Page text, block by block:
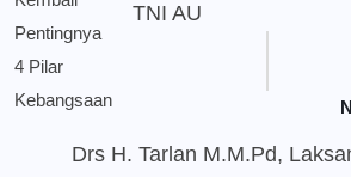
TNI AU
Drs H. Tarlan M.M.Pd,